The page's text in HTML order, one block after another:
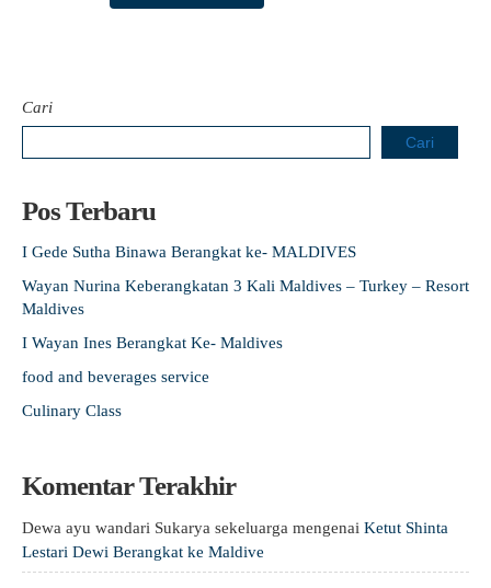
Cari
Cari
Pos Terbaru
I Gede Sutha Binawa Berangkat ke- MALDIVES
Wayan Nurina Keberangkatan 3 Kali Maldives – Turkey – Resort
Maldives
I Wayan Ines Berangkat Ke- Maldives
food and beverages service
Culinary Class
Komentar Terakhir
Dewa ayu wandari Sukarya sekeluarga mengenai Ketut Shinta
Lestari Dewi Berangkat ke Maldive